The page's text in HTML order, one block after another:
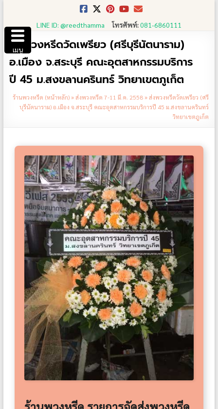
content
LINE ID: @reedthamma โทรศัพท์:081-6860111
ส่งพวงหรีดวัดเพรียว (ศรีบุรีนัตนาราม)
อ.เมือง จ.สระบุรี คณะอุตสาหกรรมบริการ
ปี 45 ม.สงขลานครินทร์ วิทยาเขตภูเก็ต
ร้านพวงหรีด (หน้าหลัก)»ส่งพวงหรีด 7-11 มี.ค. 2558»ส่งพวงหรีดวัดเพรียว (ศรี
บุรีนัตนาราม) อ.เมือง จ.สระบุรี คณะอุตสาหกรรมบริการปี 45 ม.สงขลานครินทร์
วิทยาเขตภูเก็ต
เมนู